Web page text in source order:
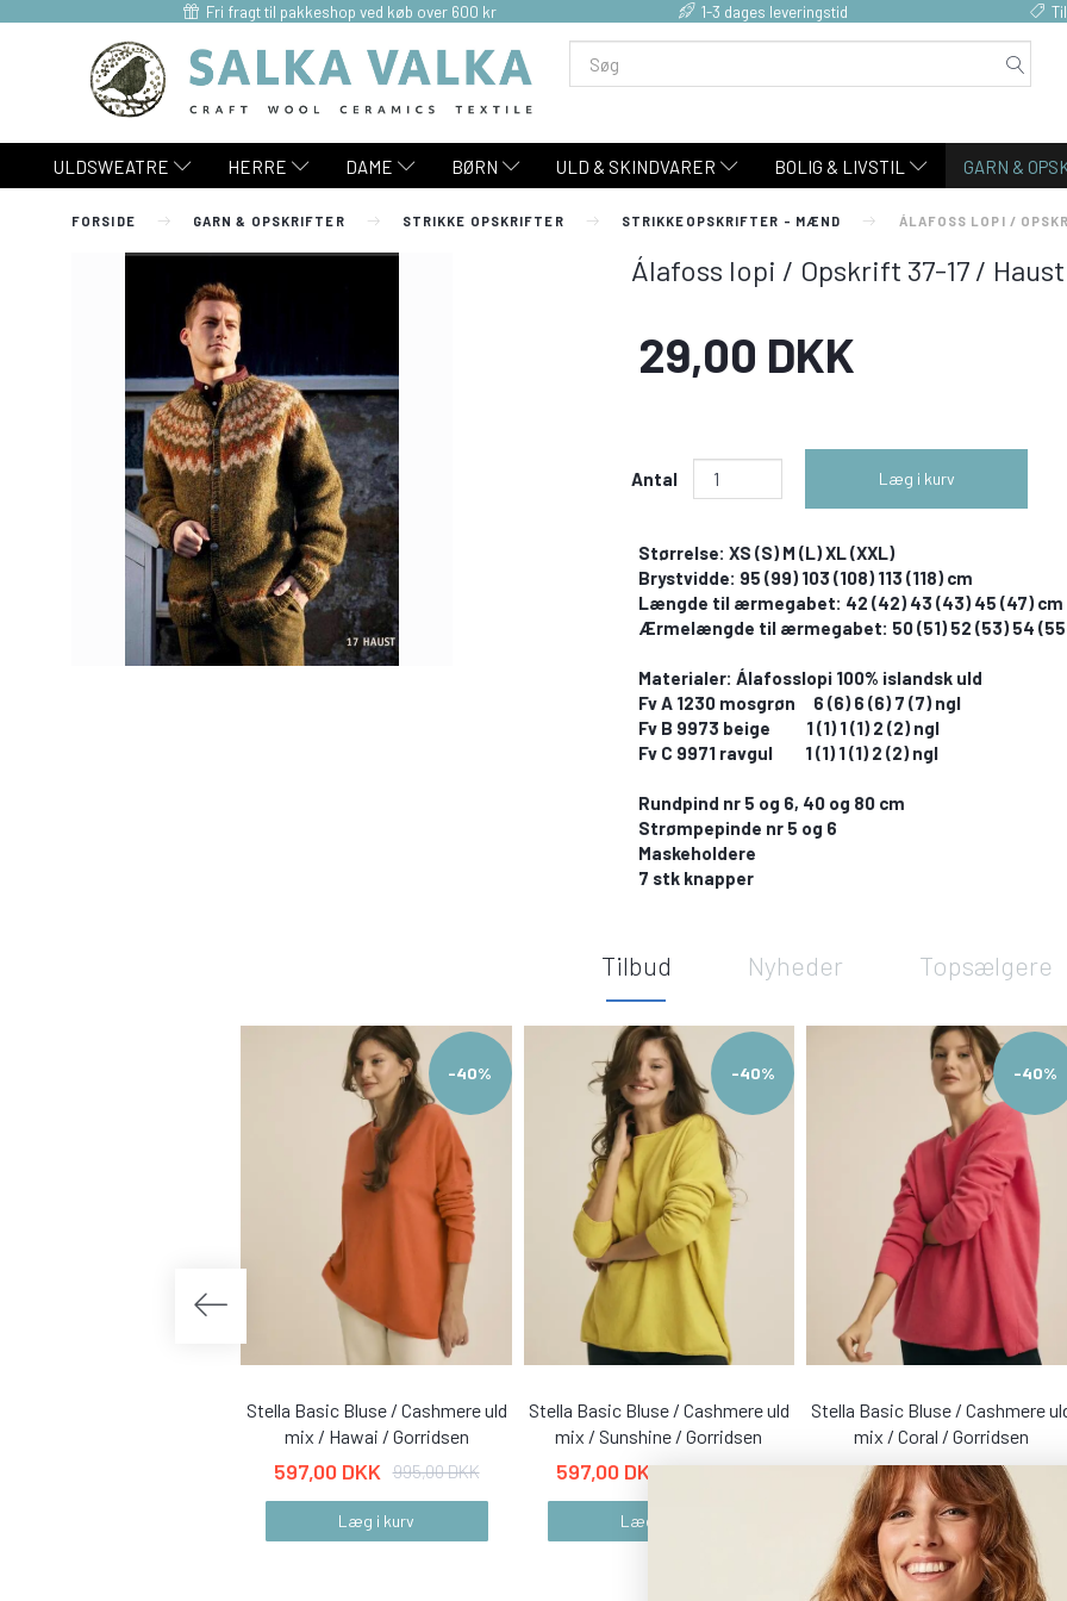
Fri fragt til pakkeshop ved køb over 600 kr 1-3 dages leveringstid
ULDSWEATRE HERRE DAME BØRN ULD & SKINDVARER BOLIG & LIVSTIL GARN &
FORSIDE GARN & OPSKRIFTER STRIKKE OPSKRIFTER STRIKKEOPSKRIFTER - MÆND ÁLAFOSS LOPI /
Álafoss lopi / Opskrift 37-17 / Haust
29,00 DKK
Antal Læg i kurv
Størrelse: XS (S) M (L) XL (XXL)
​Brystvidde: 95 (99) 103 (108) 113 (118) cm
​Længde til ærmegabet: 42 (42) 43 (43) 45 (47) cm
​Ærmelængde til ærmegabet: 50 (51) 52 (53) 54
​Materialer: Álafosslopi 100% islandsk uld
​Fv A 1230 mosgrøn 6 (6) 6 (6) 7 (7) ngl
​Fv B 9973 beige 1 (1) 1 (1) 2 (2) ngl
​Fv C 9971 ravgul 1 (1) 1 (1) 2 (2) ngl
Rundpind nr 5 og 6, 40 og 80 cm
​Strømpepinde nr 5 og 6
Maskeholdere
​7 stk knapper
Tilbud Nyheder Topsælgere
-40%
Stella Basic Bluse / Cashmere uld
mix / Hawai / Gorridsen
597,00 DKK 995,00 DKK
Læg i kurv
-40%
Stella Basic Bluse / Cashmere uld
mix / Sunshine / Gorridsen
597,00 DKK 995,00 DKK
Læg i kurv
-40%
Stella Basic Bluse / Cashmere
mix / Coral / Gorridsen
597,00 DKK 995,00 DKK
Læg i kurv